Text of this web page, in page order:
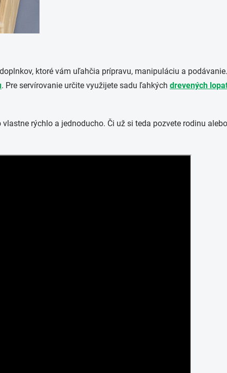
ktoré vám uľahčia prípravu, manipuláciu a
. Pre servírovanie určite využijete sadu ľahkých drevených
rýchlo a jednoducho. Či už si teda pozvete rodinu